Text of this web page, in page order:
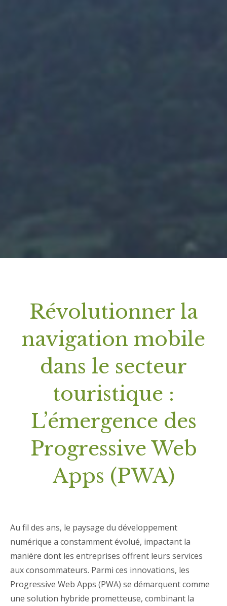
Révolutionner la
navigation mobile
dans le secteur
touristique :
L’émergence des
Progressive Web
Apps (PWA)
Au fil des ans, le paysage du développement
numérique a constamment évolué, impactant la
manière dont les entreprises offrent leurs services
aux consommateurs. Parmi ces innovations, les
Progressive Web Apps (PWA) se démarquent comme
une solution hybride prometteuse, combinant la